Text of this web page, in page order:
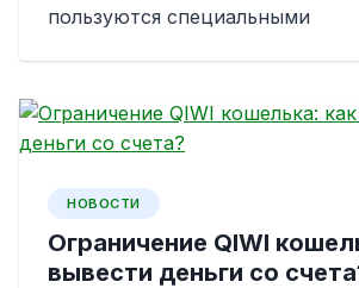
пользуются специальными
НОВОСТИ
Ограничение QIWI
вывести деньги со